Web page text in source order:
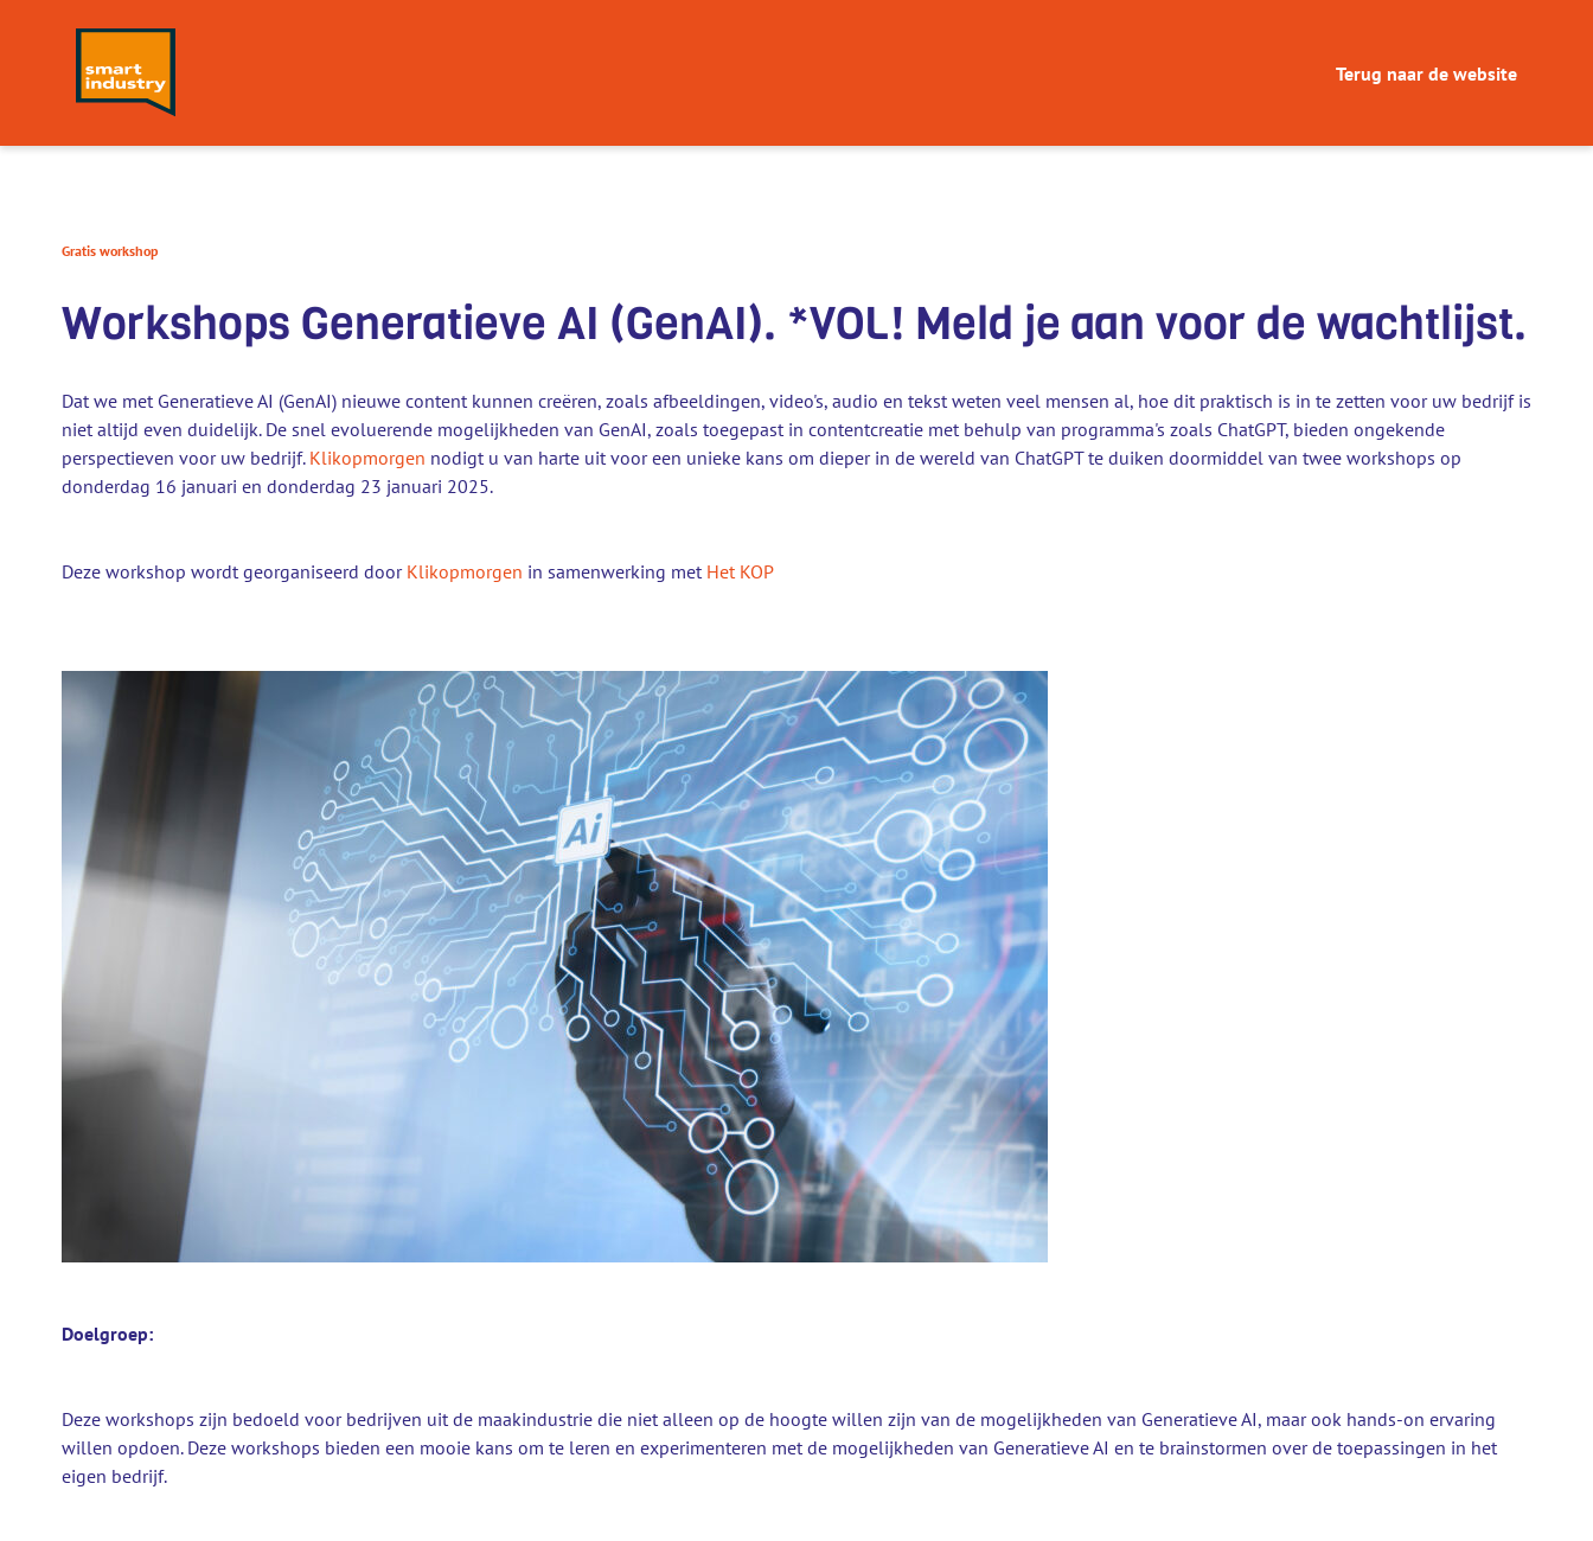
Terug naar de website
Gratis workshop
Workshops Generatieve AI (GenAI). *VOL! Meld je aan voor de wachtlijst.
Dat we met Generatieve AI (GenAI) nieuwe content kunnen creëren, zoals afbeeldingen, video's, audio en tekst weten veel mensen al, hoe dit praktisch is in te zetten voor uw bedrijf is
niet altijd even duidelijk. De snel evoluerende mogelijkheden van GenAI, zoals toegepast in contentcreatie met behulp van programma's zoals ChatGPT, bieden ongekende
perspectieven voor uw bedrijf. Klikopmorgen nodigt u van harte uit voor een unieke kans om dieper in de wereld van ChatGPT te duiken doormiddel van twee workshops op
donderdag 16 januari en donderdag 23 januari 2025.
Deze workshop wordt georganiseerd door Klikopmorgen in samenwerking met Het KOP
Doelgroep:
Deze workshops zijn bedoeld voor bedrijven uit de maakindustrie die niet alleen op de hoogte willen zijn van de mogelijkheden van Generatieve AI, maar ook hands-on ervaring
willen opdoen. Deze workshops bieden een mooie kans om te leren en experimenteren met de mogelijkheden van Generatieve AI en te brainstormen over de toepassingen in het
eigen bedrijf.